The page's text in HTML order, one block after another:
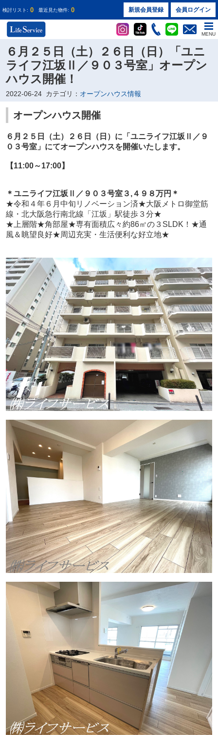
検討リスト: 0 最近見た物件: 0 新規会員登録 会員ログイン
MENU
６月２５日（土）２６日（日）「ユニ
ライフ江坂Ⅱ／９０３号室」オープン
ハウス開催！
2022-06-24 カテゴリ： オープンハウス情報
オープンハウス開催
６月２５日（土）２６日（日）に 「ユニライフ江坂Ⅱ／９
０３号室」 にてオープンハウスを開催いたします。
【11:00～17:00】
＊ユニライフ江坂Ⅱ／９０３号室３ ,４９８万円 ＊
★令和４年６月中旬リノベーション済★大阪メトロ御堂筋
線・北大阪急行南北線「江坂」駅徒歩３分★
★上層階★角部屋★専有面積広々約86㎡の３SLDK！★通
風＆眺望良好★周辺充実・生活便利な好立地★